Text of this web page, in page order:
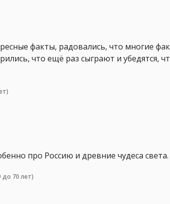
факты, радовались, что многие
что ещё раз сыграют и убедятся,
про Россию и древние чудеса света.
до 70 лет)